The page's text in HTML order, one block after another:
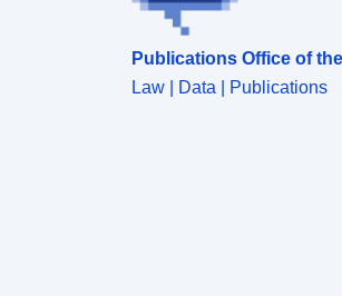
Publications Office of
Law | Data | Publications